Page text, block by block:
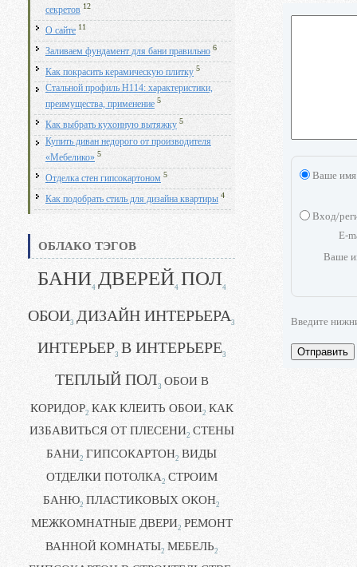
секретов 12
О сайте 11
Заливаем фундамент для бани правильно 6
Как покрасить керамическую плитку 5
Стальной профиль Н114: характеристики,
преимущества, применение 5
Как выбрать кухонную вытяжку 5
Купить диван недорого от производителя
«Мебелико» 5
Отделка стен гипсокартоном 5
Как подобрать стиль для дизайна квартиры 4
ОБЛАКО ТЭГОВ
БАНИ4 ДВЕРЕЙ4 ПОЛ4
ОБОИ3 ДИЗАЙН ИНТЕРЬЕРА3
ИНТЕРЬЕР3 В ИНТЕРЬЕРЕ3
ТЕПЛЫЙ ПОЛ3 ОБОИ В
КОРИДОР2 КАК КЛЕИТЬ ОБОИ2 КАК
ИЗБАВИТЬСЯ ОТ ПЛЕСЕНИ2 СТЕНЫ
БАНИ2 ГИПСОКАРТОН2 ВИДЫ
ОТДЕЛКИ ПОТОЛКА2 СТРОИМ
БАНЮ2 ПЛАСТИКОВЫХ ОКОН2
МЕЖКОМНАТНЫЕ ДВЕРИ2 РЕМОНТ
ВАННОЙ КОМНАТЫ2 МЕБЕЛЬ2
Ваше имя
Вход/
E-
Ваше
Введите
Отправить